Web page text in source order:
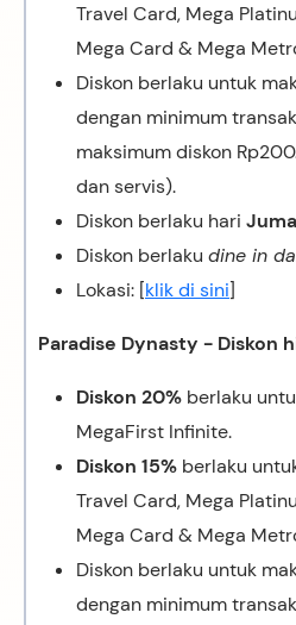
Travel Card, Mega
Mega Card & Mega
Diskon berlaku untuk
dengan minimum
maksimum diskon
dan servis).
Diskon berlaku hari
Diskon berlaku dine in
Lokasi: [klik di sini]
Paradise Dynasty - Diskon
Diskon 20% berlaku
MegaFirst Infinite.
Diskon 15% berlaku
Travel Card, Mega
Mega Card & Mega
Diskon berlaku untuk
dengan minimum